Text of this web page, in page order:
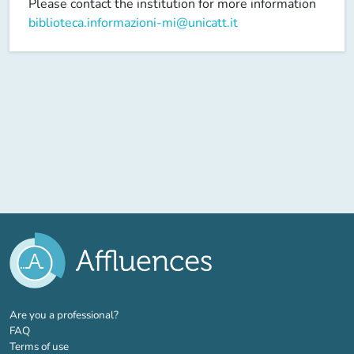
Please contact the institution for more information
biblioteca.informazioni-mi@unicatt.it
Are you a professional?(new tab)
FAQ
Terms of use